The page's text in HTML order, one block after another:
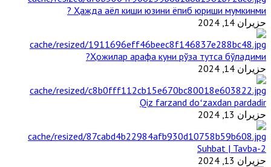
Ҳажда аёл киши юзини ёпиб юриши мумкинми ?
حزيران 14, 2024
Ҳожилар арафа куни рўза тутса бўладими?
حزيران 14, 2024
Qiz farzand doʻzaxdan pardadir
حزيران 13, 2024
2-Suhbat | Tavba
حزيران 13, 2024